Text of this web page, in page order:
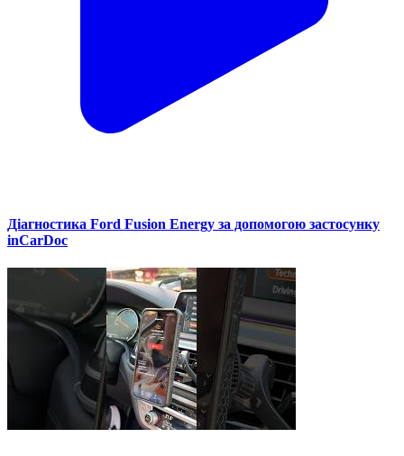
Діагностика Ford Fusion Energy за допомогою застосунку
inCarDoc